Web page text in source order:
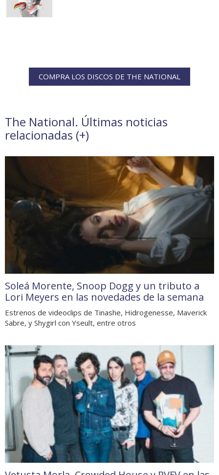
COMPRA LOS DISCOS DE THE NATIONAL
The National. Últimas noticias
relacionadas (+)
Soleá Morente, Snoop Dogg y un tributo a
Lori Meyers en las novedades de la semana
Estrenos de videoclips de Tinashe, Hidrogenesse, Maverick
Sabre, y Shygirl con Yseult, entre otros